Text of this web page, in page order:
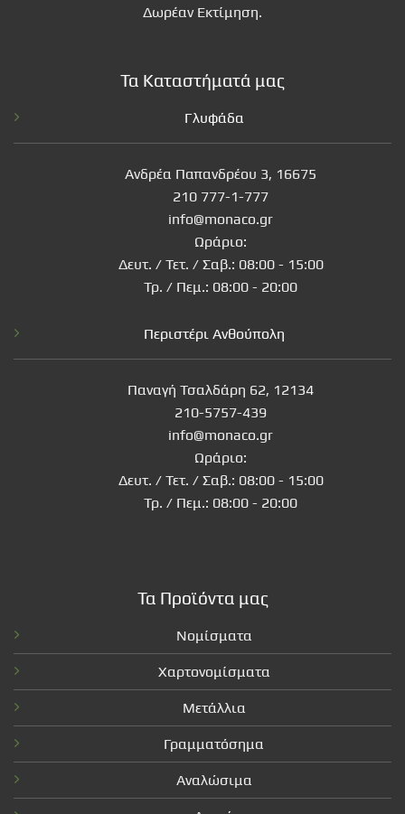
Δωρέαν Εκτίμηση.
Τα Καταστήματά μας
Γλυφάδα
Ανδρέα Παπανδρέου 3, 16675
210 777-1-777
info@monaco.gr
Ωράριο:
Δευτ. / Τετ. / Σαβ.: 08:00 - 15:00
Τρ. / Πεμ.: 08:00 - 20:00
Περιστέρι Ανθούπολη
Παναγή Τσαλδάρη 62, 12134
210-5757-439
info@monaco.gr
Ωράριο:
Δευτ. / Τετ. / Σαβ.: 08:00 - 15:00
Τρ. / Πεμ.: 08:00 - 20:00
Τα Προϊόντα μας
Νομίσματα
Χαρτονομίσματα
Μετάλλια
Γραμματόσημα
Αναλώσιμα